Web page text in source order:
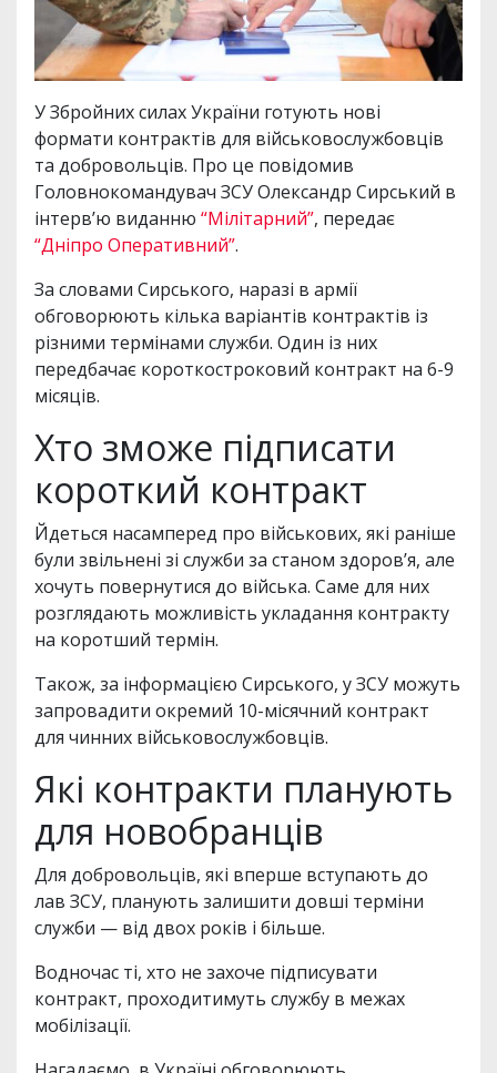
У Збройних силах України готують нові
формати контрактів для військовослужбовців
та добровольців. Про це повідомив
Головнокомандувач ЗСУ Олександр Сирський в
інтерв’ю виданню “Мілітарний”, передає
“Дніпро Оперативний”.
За словами Сирського, наразі в армії
обговорюють кілька варіантів контрактів із
різними термінами служби. Один із них
передбачає короткостроковий контракт на 6-9
місяців.
Хто зможе підписати
короткий контракт
Йдеться насамперед про військових, які раніше
були звільнені зі служби за станом здоров’я, але
хочуть повернутися до війська. Саме для них
розглядають можливість укладання контракту
на коротший термін.
Також, за інформацією Сирського, у ЗСУ можуть
запровадити окремий 10-місячний контракт
для чинних військовослужбовців.
Які контракти планують
для новобранців
Для добровольців, які вперше вступають до
лав ЗСУ, планують залишити довші терміни
служби — від двох років і більше.
Водночас ті, хто не захоче підписувати
контракт, проходитимуть службу в межах
мобілізації.